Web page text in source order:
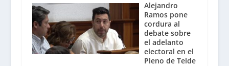
Alejandro
Ramos pone
cordura al
debate sobre
el adelanto
electoral en el
Pleno de Telde